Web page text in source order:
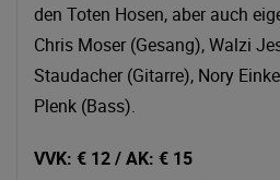
den Toten Hosen, aber auch
Chris Moser (Gesang), Walzi
Staudacher (Gitarre), Nory
Plenk (Bass).
VVK: € 12 / AK: € 15